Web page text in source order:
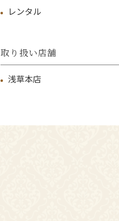
レンタル
取り扱い店舗
浅草本店